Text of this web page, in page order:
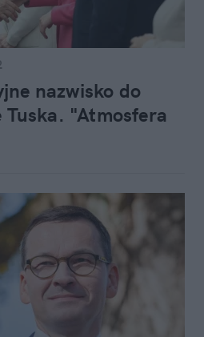
nazwisko do
"Atmosfera